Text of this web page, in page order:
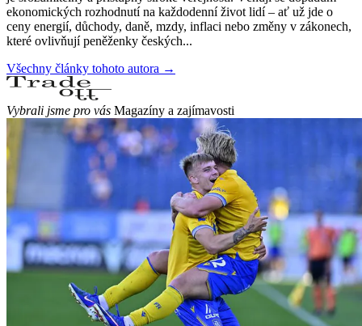
ekonomických rozhodnutí na každodenní život lidí – ať už jde o
ceny energií, důchody, daně, mzdy, inflaci nebo změny v zákonech,
které ovlivňují peněženky českých...
Všechny články tohoto autora →
Vybrali jsme pro vás Magazíny a zajímavosti